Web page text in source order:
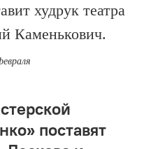
худрук театра
Каменькович.
поставят